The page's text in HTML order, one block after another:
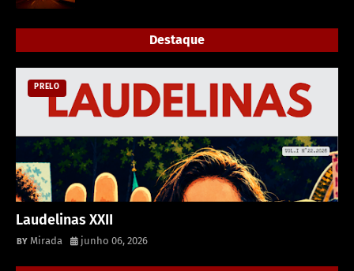
Destaque
PRELO
Laudelinas XXII
Mirada junho 06, 2026